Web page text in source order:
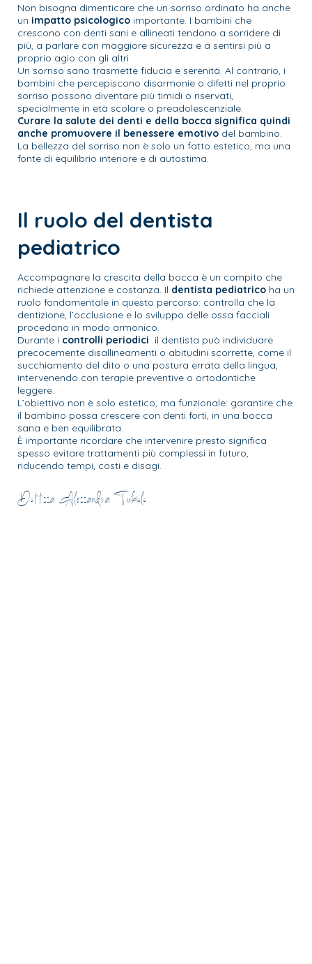
Non bisogna dimenticare che un sorriso ordinato ha anche
un impatto psicologico importante. I bambini che
crescono con denti sani e allineati tendono a sorridere di
più, a parlare con maggiore sicurezza e a sentirsi più a
proprio agio con gli altri.
Un sorriso sano trasmette fiducia e serenità. Al contrario, i
bambini che percepiscono disarmonie o difetti nel proprio
sorriso possono diventare più timidi o riservati,
specialmente in età scolare o preadolescenziale.
Curare la salute dei denti e della bocca significa quindi
anche promuovere il benessere emotivo del bambino.
La bellezza del sorriso non è solo un fatto estetico, ma una
fonte di equilibrio interiore e di autostima.
Il ruolo del dentista
pediatrico
Accompagnare la crescita della bocca è un compito che
richiede attenzione e costanza. Il dentista pediatrico ha un
ruolo fondamentale in questo percorso: controlla che la
dentizione, l’occlusione e lo sviluppo delle ossa facciali
procedano in modo armonico.
Durante i controlli periodici il dentista può individuare
precocemente disallineamenti o abitudini scorrette, come il
succhiamento del dito o una postura errata della lingua,
intervenendo con terapie preventive o ortodontiche
leggere.
L’obiettivo non è solo estetico, ma funzionale: garantire che
il bambino possa crescere con denti forti, in una bocca
sana e ben equilibrata.
È importante ricordare che intervenire presto significa
spesso evitare trattamenti più complessi in futuro,
riducendo tempi, costi e disagi.
Dott.ssa Alessandra Tubiolo